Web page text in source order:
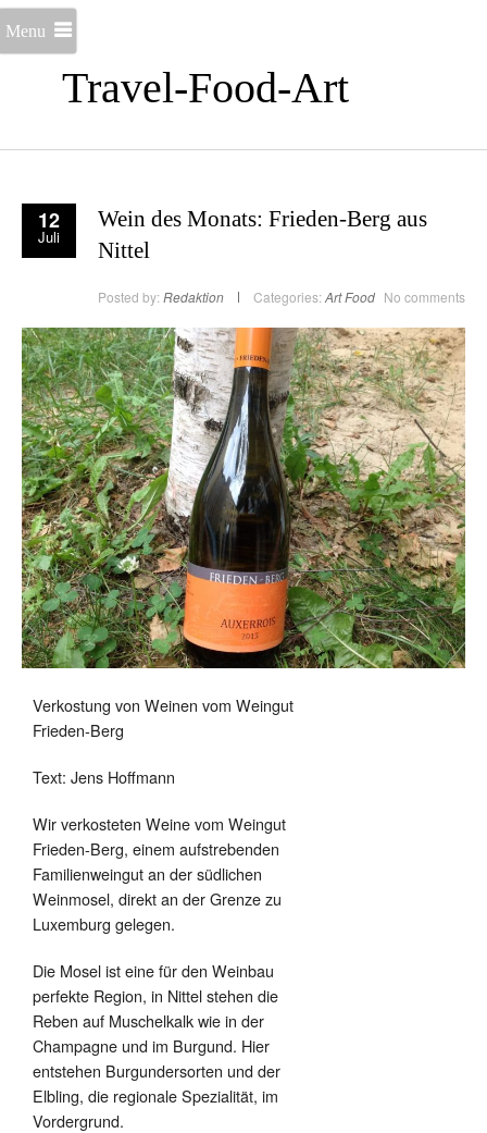
Travel-Food-Art
Menu
12
Juli
Wein des Monats: Frieden-Berg aus
Nittel
Posted by: Redaktion Categories: ArtFood No comments
Verkostung von Weinen vom Weingut
Frieden-Berg
Text: Jens Hoffmann
Wir verkosteten Weine vom Weingut
Frieden-Berg, einem aufstrebenden
Familienweingut an der südlichen
Weinmosel, direkt an der Grenze zu
Luxemburg gelegen.
Die Mosel ist eine für den Weinbau
perfekte Region, in Nittel stehen die
Reben auf Muschelkalk wie in der
Champagne und im Burgund. Hier
entstehen Burgundersorten und der
Elbling, die regionale Spezialität, im
Vordergrund.